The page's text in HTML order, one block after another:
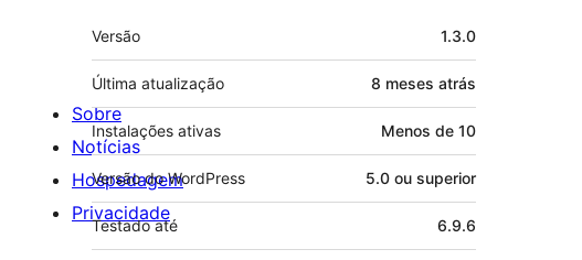
Meta
Versão 1.3.0
Última atualização 8 meses atrás
Instalações ativas Menos de 10
Versão do WordPress 5.0 ou superior
Testado até 6.9.6
Sobre
Notícias
Hospedagem
Privacidade